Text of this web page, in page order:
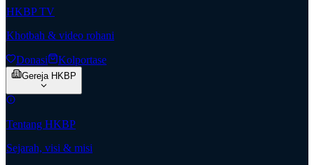
HKBP TV
Khotbah & video rohani
Donasi Kolportase
Gereja HKBP
Tentang HKBP
Sejarah, visi & misi